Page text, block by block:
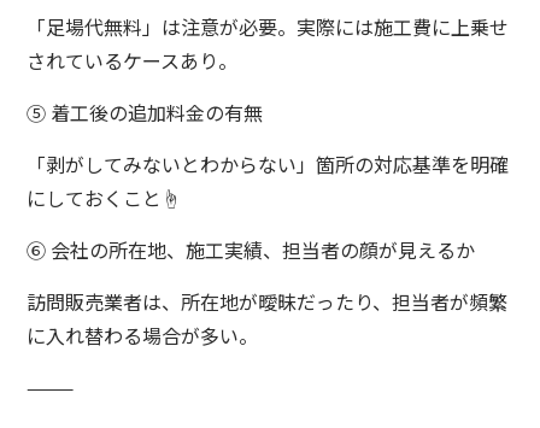
「足場代無料」は注意が必要。実際には施工費に上乗せ
されているケースあり。
⑤ 着工後の追加料金の有無
「剥がしてみないとわからない」箇所の対応基準を明確
にしておくこと☝️
⑥ 会社の所在地、施工実績、担当者の顔が見えるか
訪問販売業者は、所在地が曖昧だったり、担当者が頻繁
に入れ替わる場合が多い。
⸻